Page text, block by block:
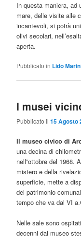
In questa maniera, ad
mare, delle visite alle
incantevoli, si potrà
olivi secolari,
aperta.
Pubblicato in Lido
I musei
Pubblicato il15 Agosto
Il museo civico di
una decina di
nell”ottobre del 1968.
mistero e della
superficie, mette a
del patrimonio
tempo che va dal VI
Nelle sale sono
decenni dal museo